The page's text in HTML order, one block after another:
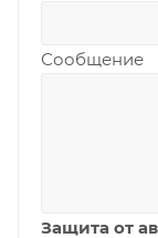
Сообщение
Защита от